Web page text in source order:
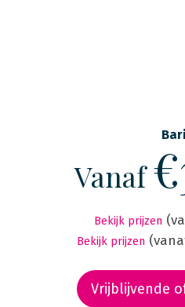
Vanaf
Bekijk prijzen
Bekijk prijzen
Vrijblijvende